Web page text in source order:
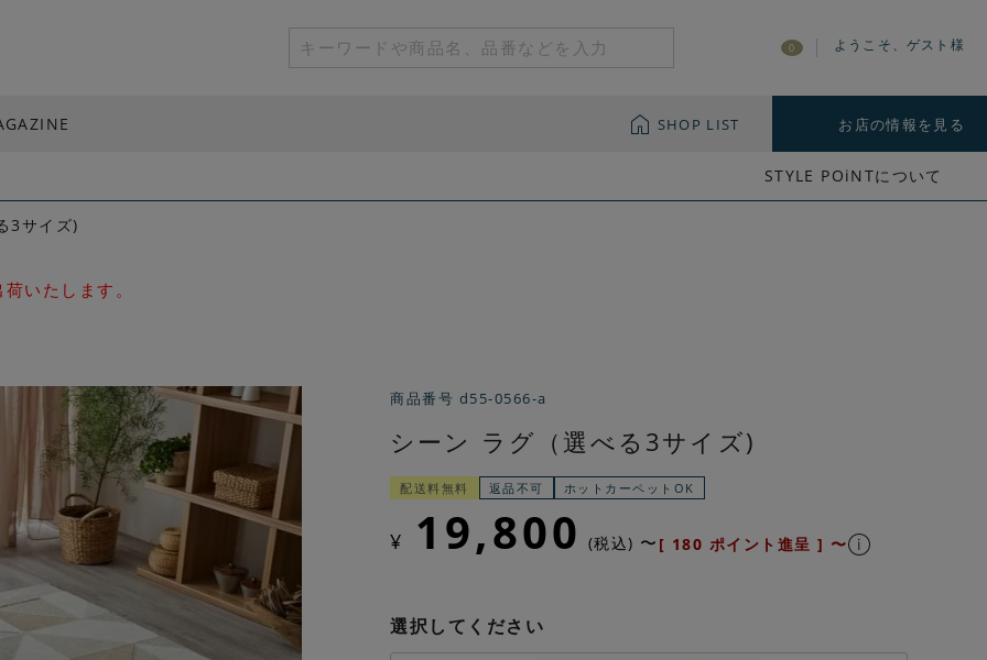
0 ようこそ、ゲスト様
SHOP LIST お店の情報を見る
STYLE POiNTについて
3サイズ)
いたします。
商品番号 d55-0566-a
シーン ラグ（選べる3サイズ)
配送料無料 返品不可 ホットカーペットOK
¥ 19,800 税込 〜 [ 180 ポイント進呈 ] 〜
選択してください